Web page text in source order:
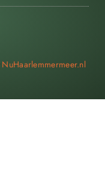
NuHaarlemmermeer.nl